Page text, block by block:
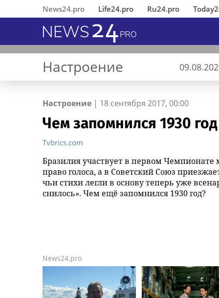
News24.pro Life24.pro Ru24.pro
В Ингушетии состоялось
открытие
инициативе
республиканского МВД
памятника первому Герою
России Суламбеку Осканову
Вернувшиеся из
«Деловые Линии» открыли
новый офис в аэропорту
«Деловые
ГК «Умные решения»
представила комплексный
киберустойчивости
предприятий АПК
MWS AI
открытый доступ
Перед пробуждением Кадр сто
И.И. о романе Удерживатель (
Удерживающий сейчас )
писателя и поэта Андрея
Малышева ( роман
опубликован в 2016 г. )
И.И. о романе
писателя и
Малышева (
опубликован в
Настроение
Настроение | 18 сентября 2017, 00:00
Чем запомнился 1930 год
Tvbrics.com
Бразилия участвует в первом
право голоса, а в Советский Союз
чьи стихи легли в основу теперь уже
снилось». Чем ещё запомнился 1930 год?
News24.pro